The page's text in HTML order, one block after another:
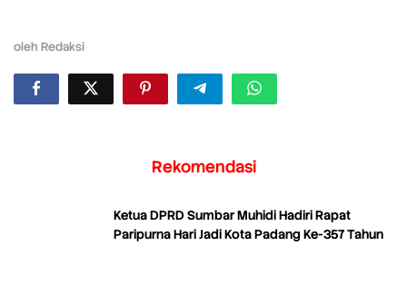
oleh Redaksi
Rekomendasi
Ketua DPRD Sumbar Muhidi Hadiri Rapat
Paripurna Hari Jadi Kota Padang Ke-357 Tahun